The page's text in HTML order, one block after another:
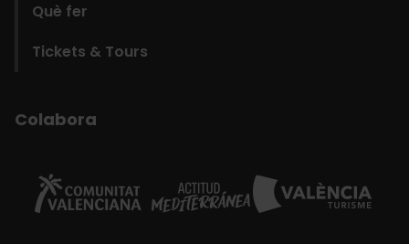
Què fer
Tickets & Tours
Colabora